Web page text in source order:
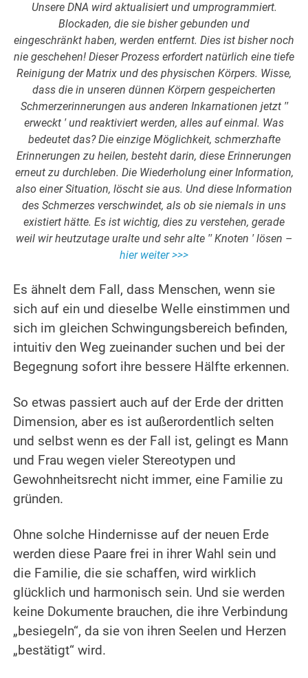
Unsere DNA wird aktualisiert und umprogrammiert.
Blockaden, die sie bisher gebunden und
eingeschränkt haben, werden entfernt. Dies ist bisher noch
nie geschehen! Dieser Prozess erfordert natürlich eine tiefe
Reinigung der Matrix und des physischen Körpers. Wisse,
dass die in unseren dünnen Körpern gespeicherten
Schmerzerinnerungen aus anderen Inkarnationen jetzt ′′
erweckt ′ und reaktiviert werden, alles auf einmal. Was
bedeutet das? Die einzige Möglichkeit, schmerzhafte
Erinnerungen zu heilen, besteht darin, diese Erinnerungen
erneut zu durchleben. Die Wiederholung einer Information,
also einer Situation, löscht sie aus. Und diese Information
des Schmerzes verschwindet, als ob sie niemals in uns
existiert hätte. Es ist wichtig, dies zu verstehen, gerade
weil wir heutzutage uralte und sehr alte ′′ Knoten ′ lösen –
hier weiter >>>
Es ähnelt dem Fall, dass Menschen, wenn sie
sich auf ein und dieselbe Welle einstimmen und
sich im gleichen Schwingungsbereich befinden,
intuitiv den Weg zueinander suchen und bei der
Begegnung sofort ihre bessere Hälfte erkennen.
So etwas passiert auch auf der Erde der dritten
Dimension, aber es ist außerordentlich selten
und selbst wenn es der Fall ist, gelingt es Mann
und Frau wegen vieler Stereotypen und
Gewohnheitsrecht nicht immer, eine Familie zu
gründen.
Ohne solche Hindernisse auf der neuen Erde
werden diese Paare frei in ihrer Wahl sein und
die Familie, die sie schaffen, wird wirklich
glücklich und harmonisch sein. Und sie werden
keine Dokumente brauchen, die ihre Verbindung
„besiegeln“, da sie von ihren Seelen und Herzen
„bestätigt“ wird.